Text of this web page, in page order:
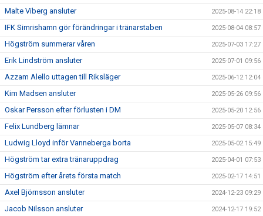
Malte Viberg ansluter 2025-08-14 22:18
IFK Simrishamn gör förändringar i tränarstaben 2025-08-04 08:57
Högström summerar våren 2025-07-03 17:27
Erik Lindström ansluter 2025-07-01 09:56
Azzam Alello uttagen till Riksläger 2025-06-12 12:04
Kim Madsen ansluter 2025-05-26 09:56
Oskar Persson efter förlusten i DM 2025-05-20 12:56
Felix Lundberg lämnar 2025-05-07 08:34
Ludwig Lloyd inför Vanneberga borta 2025-05-02 15:49
Högström tar extra tränaruppdrag 2025-04-01 07:53
Högström efter årets första match 2025-02-17 14:51
Axel Björnsson ansluter 2024-12-23 09:29
Jacob Nilsson ansluter 2024-12-17 19:52